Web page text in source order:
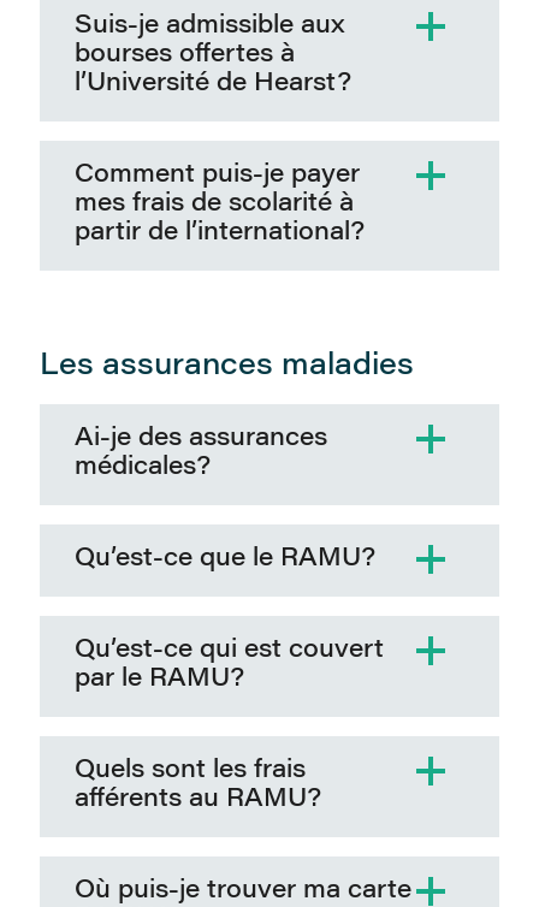
Suis-je admissible aux
bourses offertes à
l’Université de Hearst?
Comment puis-je payer
mes frais de scolarité à
partir de l’international?
Les assurances maladies
Ai-je des assurances
médicales?
Qu’est-ce que le RAMU?
Qu’est-ce qui est couvert
par le RAMU?
Quels sont les frais
afférents au RAMU?
Où puis-je trouver ma carte